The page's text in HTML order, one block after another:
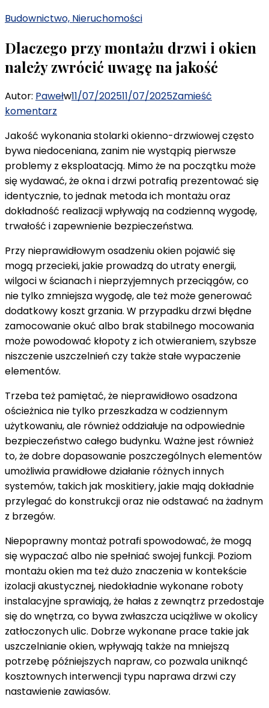
Budownictwo, Nieruchomości
Dlaczego przy montażu drzwi i okien
należy zwrócić uwagę na jakość
Autor: Pawełw11/07/202511/07/2025Zamieść
komentarz
Dlaczego
przy
montażu
drzwi
i
okien
należy
zwrócić
uwagę
na
jakość
Jakość wykonania stolarki okienno-drzwiowej często
bywa niedoceniana, zanim nie wystąpią pierwsze
problemy z eksploatacją. Mimo że na początku może
się wydawać, że okna i drzwi potrafią prezentować się
identycznie, to jednak metoda ich montażu oraz
dokładność realizacji wpływają na codzienną wygodę,
trwałość i zapewnienie bezpieczeństwa.
Przy nieprawidłowym osadzeniu okien pojawić się
mogą przecieki, jakie prowadzą do utraty energii,
wilgoci w ścianach i nieprzyjemnych przeciągów, co
nie tylko zmniejsza wygodę, ale też może generować
dodatkowy koszt grzania. W przypadku drzwi błędne
zamocowanie okuć albo brak stabilnego mocowania
może powodować kłopoty z ich otwieraniem, szybsze
niszczenie uszczelnień czy także stałe wypaczenie
elementów.
Trzeba też pamiętać, że nieprawidłowo osadzona
ościeżnica nie tylko przeszkadza w codziennym
użytkowaniu, ale również oddziałuje na odpowiednie
bezpieczeństwo całego budynku. Ważne jest również
to, że dobre dopasowanie poszczególnych elementów
umożliwia prawidłowe działanie różnych innych
systemów, takich jak moskitiery, jakie mają dokładnie
przylegać do konstrukcji oraz nie odstawać na żadnym
z brzegów.
Niepoprawny montaż potrafi spowodować, że mogą
się wypaczać albo nie spełniać swojej funkcji. Poziom
montażu okien ma też dużo znaczenia w kontekście
izolacji akustycznej, niedokładnie wykonane roboty
instalacyjne sprawiają, że hałas z zewnątrz przedostaje
się do wnętrza, co bywa zwłaszcza uciążliwe w okolicy
zatłoczonych ulic. Dobrze wykonane prace takie jak
uszczelnianie okien, wpływają także na mniejszą
potrzebę późniejszych napraw, co pozwala uniknąć
kosztownych interwencji typu naprawa drzwi czy
nastawienie zawiasów.